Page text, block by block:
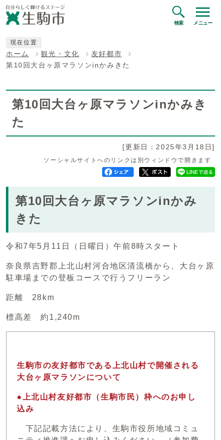
検索 メニュー
現在位置
ホーム 観光・文化
友好都市
第10回大台ヶ原マラソンinかみきた
第10回大台ヶ原マラソンinかみき
た
[更新日：2025年3月18日]
ソーシャルサイトへのリンクは別ウィンドウで開きます
第10回大台ヶ原マラソンinかみ
きた
令和7年5月11日（日曜日）午前8時スタート
奈良県吉野郡上北山村河合地区清流橋から、大台ヶ原
駐車場までの登板コースで行うフリーラン
距離 28km
標高差 約1,240m
生駒市の友好都市である上北山村で開催される
大台ヶ原マラソンについて
●上北山村友好都市（生駒市民）枠へのお申し
込み
下記記載方法により、生駒市役所地域コミュ